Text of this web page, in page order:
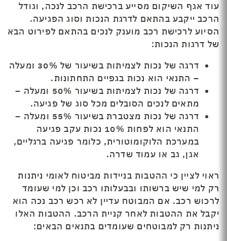
עוד אגף השיקום מסייע ברכישת הרכב לנכה, וגודל
הרכב ייקבע בהתאם לדרגת הנכות וסוג הפגיעה.
הסיוע לרכישת רכב מוענק לנכים בהתאם לפירוט הבא
של דרגות הנכות:
דרגה של נכות לצמיתות בשיעור של 30% ומעלה
– התנאי הוא נכות בגפיים התחתונות.
דרגה של נכות לצמיתות בשיעור 50% ומעלה –
מתאים לנכים הסובלים מכל סוג של פגיעה.
דרגה של נכות מצטברת בשיעור 55% ומעלה –
התנאי הוא לפחות 10% נכות עקב פגיעה
במערכת הלוקומוטורית, כלומר פגיעה ברגליים,
אגן, גב או עמוד שדרה.
ראוי לציין כי ההטבות בניידות מביטוח לאומי ניתנות
רק למי שיש ברשותו ובבעלותו רכב וכן למי שעומד
לרכוש רכב. אם המבוטח עדיין לא רכש רכב נכה הוא
יקבל את ההטבות לאחר קניית הרכב. ההטבות האלו
ניתנות רק למבוטחים שעומדים בתנאים הבאים: